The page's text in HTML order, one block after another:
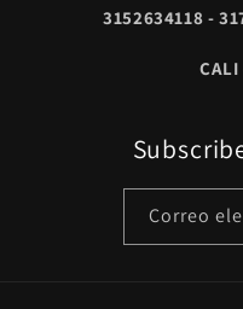
3152634118 -
CALI
Correo